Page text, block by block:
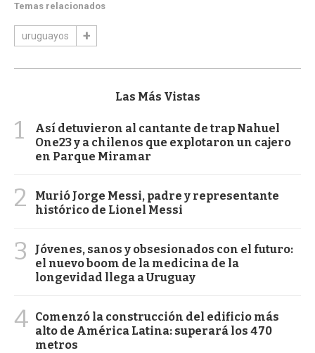
Temas relacionados
uruguayos
Las Más Vistas
1
Así detuvieron al cantante de trap Nahuel
One23 y a chilenos que explotaron un cajero
en Parque Miramar
2
Murió Jorge Messi, padre y representante
histórico de Lionel Messi
3
Jóvenes, sanos y obsesionados con el futuro:
el nuevo boom de la medicina de la
longevidad llega a Uruguay
4 Comenzó la construcción del edificio más
alto de América Latina: superará los 470
metros